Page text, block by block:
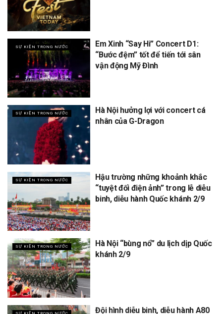
SỰ KIỆN TRONG NƯỚC
Em Xinh “Say Hi” Concert D1:
“Bước đệm” tốt để tiến tới sân
vận động Mỹ Đình
SỰ KIỆN TRONG NƯỚC
Hà Nội hưởng lợi với concert cá
nhân của G-Dragon
SỰ KIỆN TRONG NƯỚC
Hậu trường những khoảnh khắc
“tuyệt đối điện ảnh” trong lễ diễu
binh, diễu hành Quốc khánh 2/9
SỰ KIỆN TRONG NƯỚC
Hà Nội “bùng nổ” du lịch dịp Quốc
khánh 2/9
Đội hình diễu binh, diễu hành A80